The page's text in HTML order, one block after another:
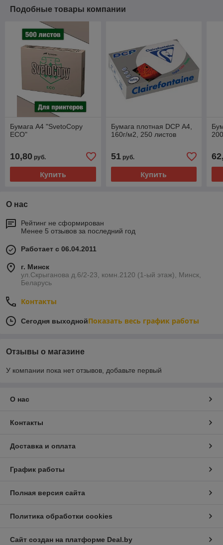
Подобные товары компании
Бумага A4 "SvetoCopy
ECO"
10,80 руб.
Купить
Бумага плотная DCP А4,
160г/м2, 250 листов
51руб.
Купить
О нас
Рейтинг не сформирован
Менее 5 отзывов за последний год
Работает с 06.04.2011
г. Минск
ул.Скрыганова д.6/2-23, комн.2120 (1-ый этаж), Минск,
Беларусь
Контакты
Сегодня выходнойПоказать весь график работы
Отзывы о магазине
У компании пока нет отзывов, добавьте первый
О нас
Контакты
Доставка и оплата
График работы
Полная версия сайта
Политика обработки cookies
Сайт создан на платформе Deal.by